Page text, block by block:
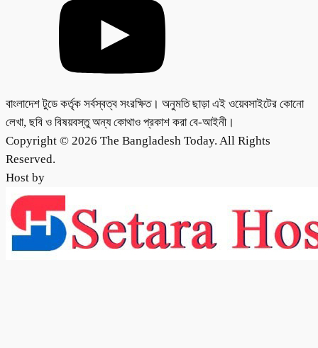
বাংলাদেশ টুডে কর্তৃক সর্বস্বত্ব সংরক্ষিত। অনুমতি ছাড়া এই ওয়েবসাইটের কোনো
লেখা, ছবি ও বিষয়বস্তু অন্য কোথাও প্রকাশ করা বে-আইনী।
Copyright © 2026 The Bangladesh Today. All Rights
Reserved.
Host by